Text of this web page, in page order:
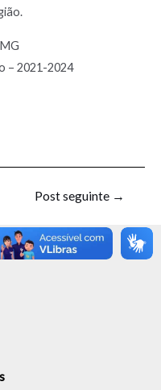
– 2021-2024
Post seguinte →